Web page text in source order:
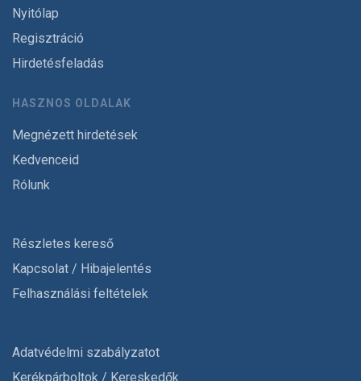
Nyitólap
Regisztráció
Hirdetésfeladás
HASZNOS OLDALAK
Megnézett hirdetések
Kedvenceid
Rólunk
Részletes kereső
Kapcsolat / Hibajelentés
Felhasználási feltételek
Adatvédelmi szabályzatot
Kerékpárboltok / Kereskedők